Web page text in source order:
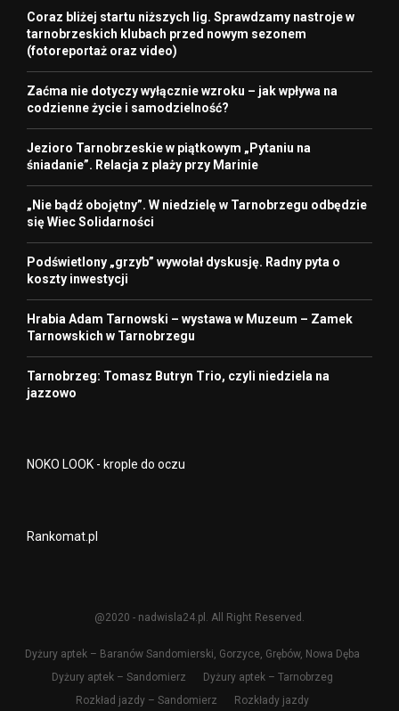
Coraz bliżej startu niższych lig. Sprawdzamy nastroje w
tarnobrzeskich klubach przed nowym sezonem
(fotoreportaż oraz video)
Zaćma nie dotyczy wyłącznie wzroku – jak wpływa na
codzienne życie i samodzielność?
Jezioro Tarnobrzeskie w piątkowym „Pytaniu na
śniadanie”. Relacja z plaży przy Marinie
„Nie bądź obojętny”. W niedzielę w Tarnobrzegu odbędzie
się Wiec Solidarności
Podświetlony „grzyb” wywołał dyskusję. Radny pyta o
koszty inwestycji
Hrabia Adam Tarnowski – wystawa w Muzeum – Zamek
Tarnowskich w Tarnobrzegu
Tarnobrzeg: Tomasz Butryn Trio, czyli niedziela na
jazzowo
NOKO LOOK - krople do oczu
Rankomat.pl
@2020 - nadwisla24.pl. All Right Reserved.
Dyżury aptek – Baranów Sandomierski, Gorzyce, Grębów, Nowa Dęba
Dyżury aptek – Sandomierz
Dyżury aptek – Tarnobrzeg
Rozkład jazdy – Sandomierz
Rozkłady jazdy